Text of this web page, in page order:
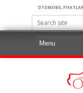
OTOMOBİL